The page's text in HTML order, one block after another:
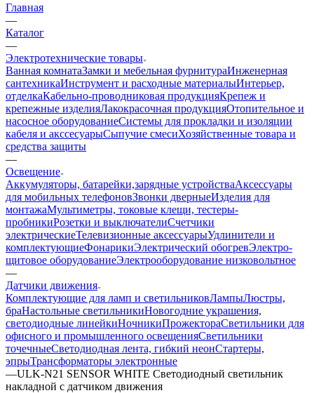
Главная
—
Каталог
—
Электротехнические товары
Ванная комнатаЗамки и мебельная фурнитураИнженерная
сантехникаИнструмент и расходные материалыИнтерьер,
отделкаКабельно-проводниковая продукцияКрепеж и
крепежные изделияЛакокрасочная продукцияОтопительное и
насосное оборудованиеСистемы для прокладки и изоляции
кабеля и акссесуарыСыпучие смесиХозяйственные товара и
средства защиты
—
Освещение
Аккумуляторы, батарейки,зарядные устройстваАксессуары
для мобильных телефоновЗвонки дверныеИзделия для
монтажаМультиметры, токовые клещи, тестеры-
пробникиРозетки и выключателиСчетчики
электрическиеТелевизионные аксессуарыУдлинители и
комплектующиеФонарикиЭлектрический обогревЭлектро-
щитовое оборудованиеЭлектрооборудование низковольтное
—
Датчики движения
Комплектующие для ламп и светильниковЛампыЛюстры,
браНастольные светильникиНовогодние украшения,
светодиодные линейкиНочникиПрожектораСветильники для
офисного и промышленного освещенияСветильники
точечныеСветодиодная лента, гибкий неонСтартеры,
эпрыТрансформаторы электронные
—ULK-N21 SENSOR WHITE Светодиодный светильник
накладной с датчиком движения